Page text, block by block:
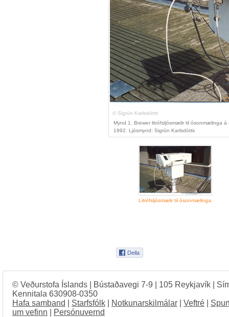
© Sigrún Karlsdóttir
Mynd 1. Brewer litrófsljósmælir til ósonmælinga
1992. Ljósmynd: Sigrún Karlsdóttir.
Litrófsljósmælir til ósonmælinga.
© Veðurstofa Íslands | Bústaðavegi 7-9 | 105 Reykjavík |
Kennitala 630908-0350
Hafa samband
Starfsfólk Notkunarskilmálar Veftré
um vefinn
Persónuvernd